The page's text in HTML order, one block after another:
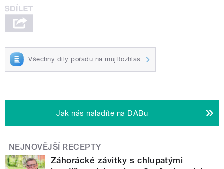
Všechny díly pořadu na mujRozhlas
Jak nás naladíte na DABu
NEJNOVĚJŠÍ RECEPTY
Záhorácké závitky s chlupatými